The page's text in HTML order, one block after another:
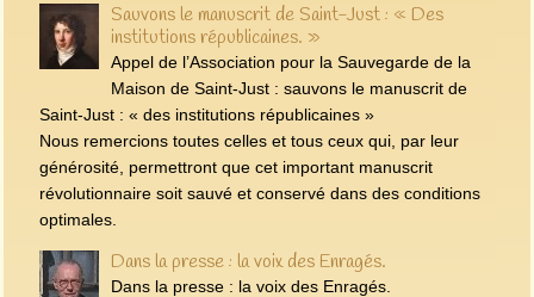
Sauvons le manuscrit de Saint-Just : « Des
institutions républicaines. »
Appel de l’Association pour la Sauvegarde de la
Maison de Saint-Just : sauvons le manuscrit de
Saint-Just : « des institutions républicaines »
Nous remercions toutes celles et tous ceux qui, par leur
générosité, permettront que cet important manuscrit
révolutionnaire soit sauvé et conservé dans des conditions
optimales.
Dans la presse : la voix des Enragés.
Dans la presse : la voix des Enragés.